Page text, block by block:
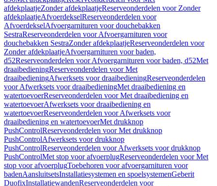
afdekplaatjeZonder afdekplaatjeReserveonderdelen voor Zonder
afdekplaatjeAfvoerdekselReserveonderdelen voor
AfvoerdekselAfvoergarnituren voor douchebakken
SestraReserveonderdelen voor Afvoergarnituren voor
douchebakken SestraZonder afdekplaatjeReserveonderdelen voor
Zonder afdekplaatjeAfvoergarnituren voor baden,
d52Reserveonderdelen voor Afvoergarnituren voor baden, d52Met
draaibedieningReserveonderdelen voor Met
draaibedieningAfwerksets voor draaibedieningReserveonderdelen
voor Afwerksets voor draaibedieningMet draaibediening en
watertoevoerReserveonderdelen voor Met draaibediening en
watertoevoerAfwerksets voor draaibediening en
watertoevoerReserveonderdelen voor Afwerksets voor
draaibediening en watertoevoerMet drukknop
PushControlReserveonderdelen voor Met drukknop
PushControlAfwerksets voor drukknop
PushControlReserveonderdelen voor Afwerksets voor drukknop
PushControlMet stop voor afvoerplugReserveonderdelen voor Met
stop voor afvoerplugToebehoren voor afvoergarnituren voor
badenAansluitsetsInstallatiesystemen en spoelsystemenGeberit
DuofixInstallatiewandenReserveonderdelen voor